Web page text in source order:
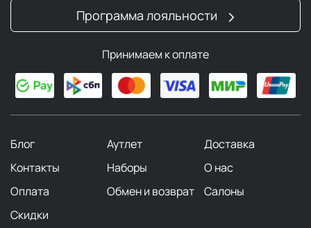
Программа лояльности
Принимаем к оплате
Блог Аутлет
Доставка
Контакты
Наборы
О нас
Оплата
Обмен и возврат
Салоны
Скидки